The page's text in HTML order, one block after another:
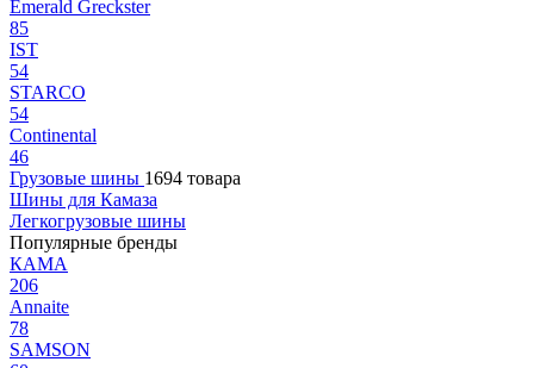
Emerald Greckster
85
IST
54
STARCO
54
Continental
46
Грузовые шины 1694 товара
Шины для Камаза
Легкогрузовые шины
Популярные бренды
КАМА
206
Annaite
78
SAMSON